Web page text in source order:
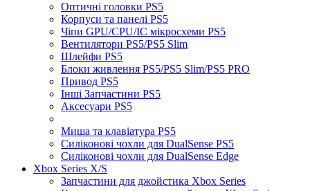
Оптичні головки PS5
Корпуси та панелі PS5
Чіпи GPU/CPU/IC мікросхеми PS5
Вентилятори PS5/PS5 Slim
Шлейфи PS5
Блоки живлення PS5/PS5 Slim/PS5 PRO
Привод PS5
Інші Запчастини PS5
Аксесуари PS5
Миша та клавіатура PS5
Силіконові чохли для DualSense PS5
Силіконові чохли для DualSense Edge
Xbox Series X/S
Запчастини для джойстика Xbox Series